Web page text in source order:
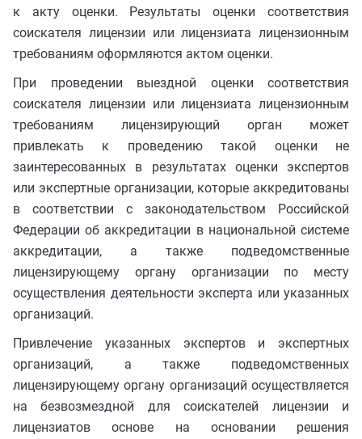
к акту оценки. Результаты оценки соответствия
соискателя лицензии или лицензиата лицензионным
требованиям оформляются актом оценки.
При проведении выездной оценки соответствия
соискателя лицензии или лицензиата лицензионным
требованиям лицензирующий орган может
привлекать к проведению такой оценки не
заинтересованных в результатах оценки экспертов
или экспертные организации, которые аккредитованы
в соответствии с законодательством Российской
Федерации об аккредитации в национальной системе
аккредитации, а также подведомственные
лицензирующему органу организации по месту
осуществления деятельности эксперта или указанных
организаций.
Привлечение указанных экспертов и экспертных
организаций, а также подведомственных
лицензирующему органу организаций осуществляется
на безвозмездной для соискателей лицензии и
лицензиатов основе на основании решения